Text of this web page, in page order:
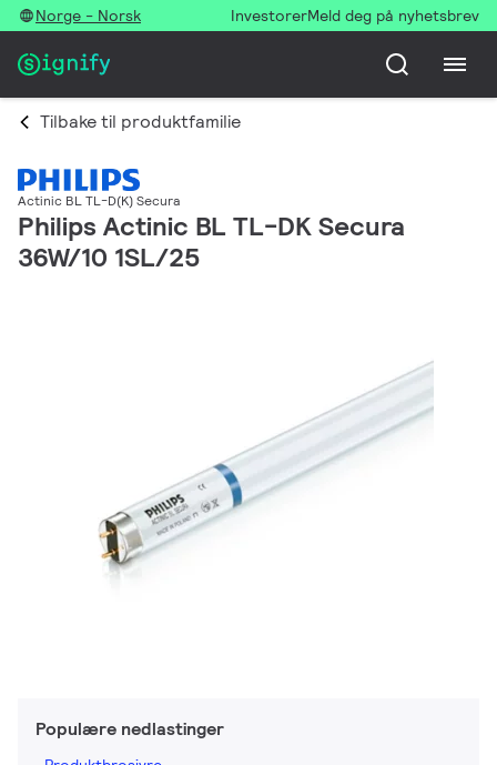
Norge - Norsk InvestorerMeld deg på nyhetsbrev
Tilbake til produktfamilie
Actinic BL TL-D(K) Secura
Philips Actinic BL TL-DK Secura
36W/10 1SL/25
Populære nedlastinger